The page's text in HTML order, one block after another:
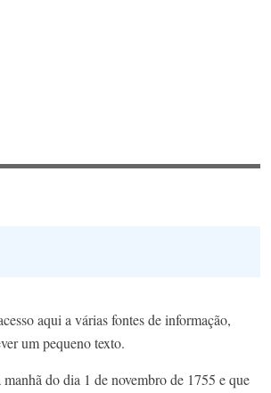
aqui a várias fontes de informação,
um pequeno texto.
do dia 1 de novembro de 1755 e que